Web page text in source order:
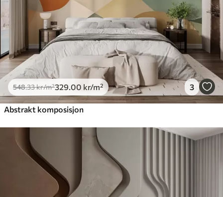
548.33kr/m²329.00 kr/m² 3
Abstrakt komposisjon